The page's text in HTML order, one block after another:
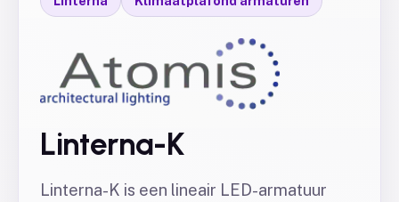
Linterna-K
Linterna-K is een lineair LED-armatuur